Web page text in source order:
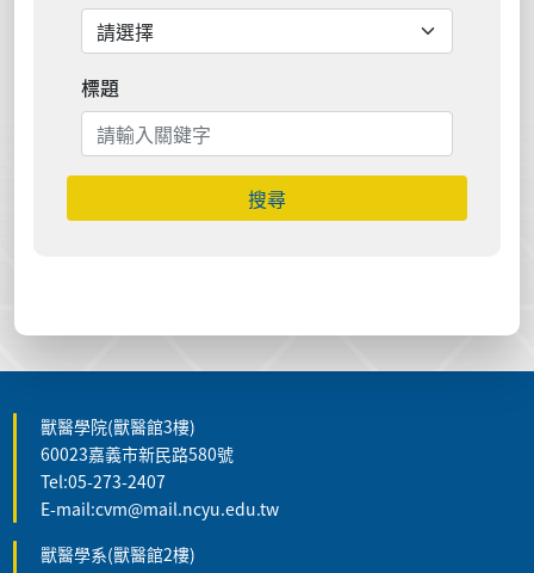
標題
搜尋
獸醫學院(獸醫館3樓)
60023嘉義市新民路580號
Tel:05-273-2407
E-mail:cvm@mail.ncyu.edu.tw
獸醫學系(獸醫館2樓)